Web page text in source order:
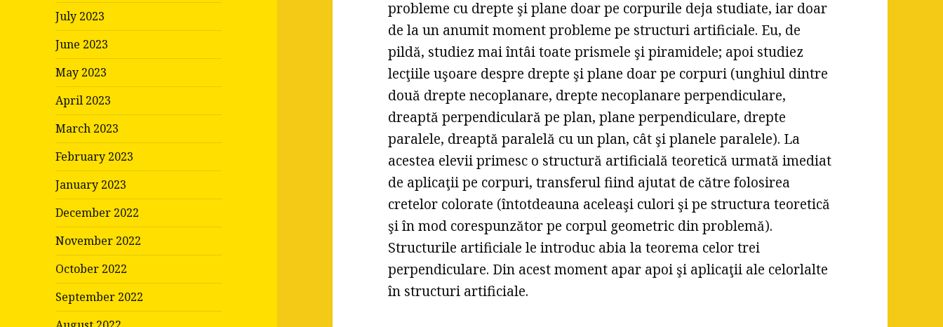
July 2023
June 2023
May 2023
April 2023
March 2023
February 2023
January 2023
December 2022
November 2022
October 2022
September 2022
probleme cu drepte şi plane doar pe corpurile deja studiate, iar doar
de la un anumit moment probleme pe structuri artificiale. Eu, de
pildă, studiez mai întâi toate prismele şi piramidele; apoi studiez
lecţiile uşoare despre drepte şi plane doar pe corpuri (unghiul dintre
două drepte necoplanare, drepte necoplanare perpendiculare,
dreaptă perpendiculară pe plan, plane perpendiculare, drepte
paralele, dreaptă paralelă cu un plan, cât şi planele paralele). La
acestea elevii primesc o structură artificială teoretică urmată imediat
de aplicaţii pe corpuri, transferul fiind ajutat de către folosirea
cretelor colorate (întotdeauna aceleaşi culori şi pe structura teoretică
şi în mod corespunzător pe corpul geometric din problemă).
Structurile artificiale le introduc abia la teorema celor trei
perpendiculare. Din acest moment apar apoi şi aplicaţii ale celorlalte
în structuri artificiale.